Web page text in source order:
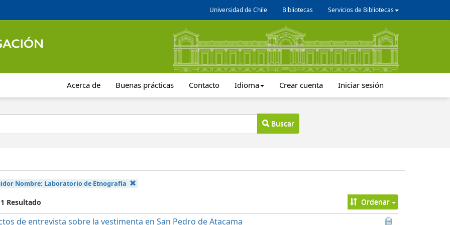
Universidad de Chile Bibliotecas Servicios de Bibliotecas
Acerca de Buenas prácticas Contacto Idioma Crear cuenta Iniciar sesión
Buscar
Nombre: Laboratorio de Etnografía
Resultado Ordenar
de entrevista sobre la vestimenta en San Pedro de Atacama